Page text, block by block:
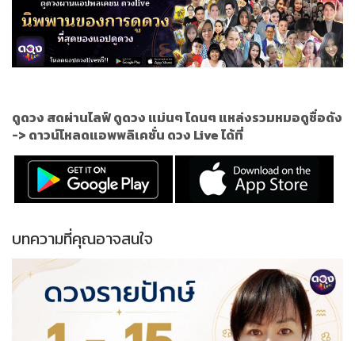
ดูดวง สดผ่านไลฟ์ ดูดวง แม่นๆ โดนๆ แหล่งรวมหมอดูชื่อดัง
-> ดาวน์โหลดแอพพลิเคชั่น ดวง Live ได้ที่
บทความที่คุณอาจสนใจ